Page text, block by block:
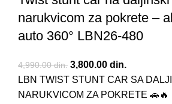
narukvicom za pokrete –
auto 360° LBN26-480
4,990.00din. Originalna cena je bila:
3,800.00 din.
LBN TWIST STUNT CAR SA
NARUKVICOM ZA POKRETE